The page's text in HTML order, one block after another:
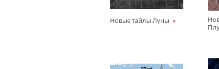
Новые тайлы Луны